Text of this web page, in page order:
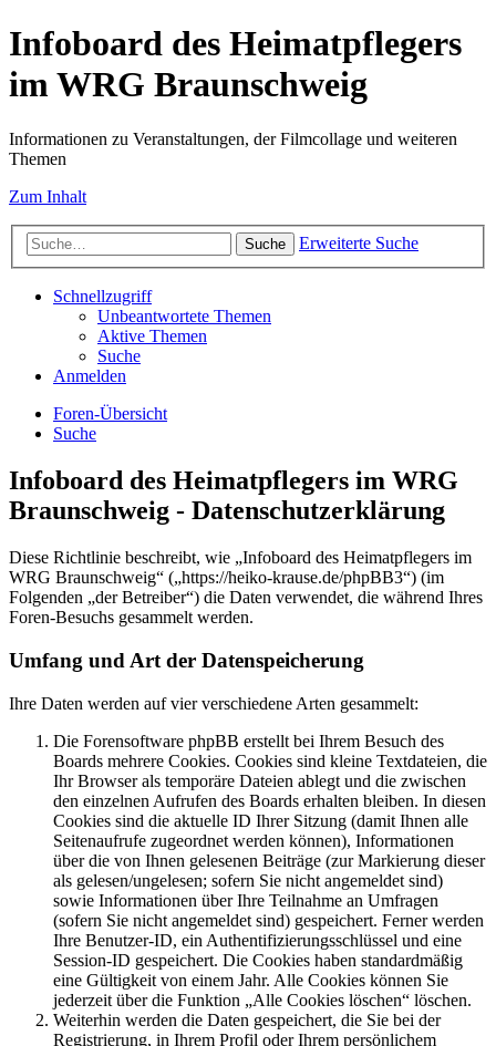
Infoboard des Heimatpflegers
im WRG Braunschweig
Informationen zu Veranstaltungen, der Filmcollage und weiteren
Themen
Zum Inhalt
Suche Erweiterte Suche
Schnellzugriff
Unbeantwortete Themen
Aktive Themen
Suche
Anmelden
Foren-Übersicht
Suche
Infoboard des Heimatpflegers im WRG
Braunschweig - Datenschutzerklärung
Diese Richtlinie beschreibt, wie „Infoboard des Heimatpflegers im
WRG Braunschweig“ („https://heiko-krause.de/phpBB3“) (im
Folgenden „der Betreiber“) die Daten verwendet, die während Ihres
Foren-Besuchs gesammelt werden.
Umfang und Art der Datenspeicherung
Ihre Daten werden auf vier verschiedene Arten gesammelt:
Die Forensoftware phpBB erstellt bei Ihrem Besuch des
Boards mehrere Cookies. Cookies sind kleine Textdateien, die
Ihr Browser als temporäre Dateien ablegt und die zwischen
den einzelnen Aufrufen des Boards erhalten bleiben. In diesen
Cookies sind die aktuelle ID Ihrer Sitzung (damit Ihnen alle
Seitenaufrufe zugeordnet werden können), Informationen
über die von Ihnen gelesenen Beiträge (zur Markierung dieser
als gelesen/ungelesen; sofern Sie nicht angemeldet sind)
sowie Informationen über Ihre Teilnahme an Umfragen
(sofern Sie nicht angemeldet sind) gespeichert. Ferner werden
Ihre Benutzer-ID, ein Authentifizierungsschlüssel und eine
Session-ID gespeichert. Die Cookies haben standardmäßig
eine Gültigkeit von einem Jahr. Alle Cookies können Sie
jederzeit über die Funktion „Alle Cookies löschen“ löschen.
Weiterhin werden die Daten gespeichert, die Sie bei der
Registrierung, in Ihrem Profil oder Ihrem persönlichem